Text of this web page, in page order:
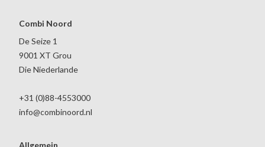
Combi Noord
De Seize 1
9001 XT Grou
Die Niederlande
+31 (0)88-4553000
info@combinoord.nl
Allgemein